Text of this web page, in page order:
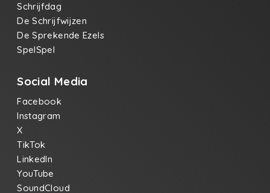
Schrijfdag
De Schrijfwijzen
De Sprekende Ezels
SpelSpel
Social Media
Facebook
Instagram
X
TikTok
LinkedIn
YouTube
SoundCloud